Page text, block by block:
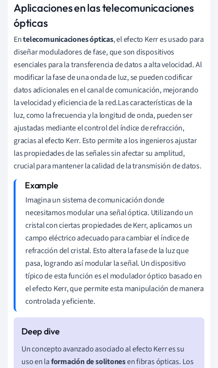
Aplicaciones en las telecomunicaciones
ópticas
Entelecomunicaciones ópticas, el efecto Kerr es usado para
diseñar moduladores de fase, que son dispositivos
esenciales para la transferencia de datos a alta velocidad. Al
modificar la fase de una onda de luz, se pueden codificar
datos adicionales en el canal de comunicación, mejorando
la velocidad y eficiencia de la red.Las características de la
luz, como la frecuencia y la longitud de onda, pueden ser
ajustadas mediante el control del índice de refracción,
gracias al efecto Kerr. Esto permite a los ingenieros ajustar
las propiedades de las señales sin afectar su amplitud,
crucial para mantener la calidad de la transmisión de datos.
Imagina un sistema de comunicación donde
necesitamos modular una señal óptica. Utilizando un
cristal con ciertas propiedades de Kerr, aplicamos un
campo eléctrico adecuado para cambiar el índice de
refracción del cristal. Esto altera la fase de la luz que
pasa, logrando así modular la señal. Un dispositivo
típico de esta función es el modulador óptico basado en
el efecto Kerr, que permite esta manipulación de manera
controlada y eficiente.
Un concepto avanzado asociado al efecto Kerr es su
uso en laformación de solitonesen fibras ópticas. Los